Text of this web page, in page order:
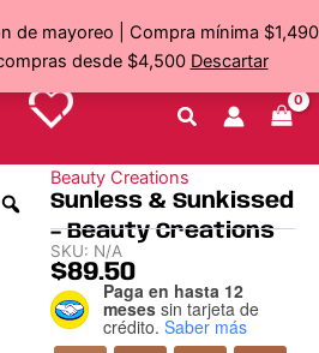
de mayoreo | Compra mínima $1,490
desde $4,500 Descartar
Beauty Creations
Sunless & Sunkissed
– Beauty Creations
SKU: N/A
$89.50
Paga en hasta 12
meses sin tarjeta de
crédito. Saber más
Sunless
&
Sunkissed